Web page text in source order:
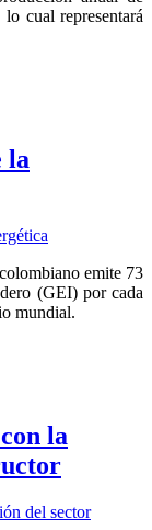
cual representará
la
emite 73
(GEI) por cada
mundial.
la